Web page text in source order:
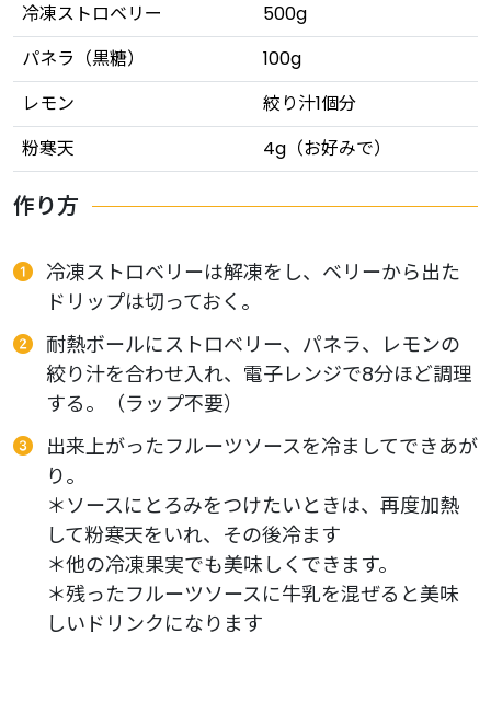
冷凍ストロベリー
500g
パネラ（黒糖）
100g
レモン
絞り汁1個分
粉寒天
4g（お好みで）
作り方
冷凍ストロベリーは解凍をし、ベリーから出た
ドリップは切っておく。
耐熱ボールにストロベリー、パネラ、レモンの
絞り汁を合わせ入れ、電子レンジで8分ほど調理
する。（ラップ不要）
出来上がったフルーツソースを冷ましてできあが
り。
＊ソースにとろみをつけたいときは、再度加熱
して粉寒天をいれ、その後冷ます
＊他の冷凍果実でも美味しくできます。
＊残ったフルーツソースに牛乳を混ぜると美味
しいドリンクになります